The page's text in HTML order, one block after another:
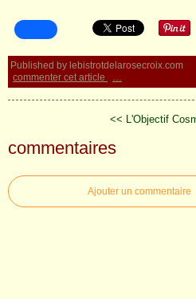
Published by lebistrotdelarosecroix.com
commenter cet article
…
<< L'Objectif
commentaires
Ajouter un commentaire